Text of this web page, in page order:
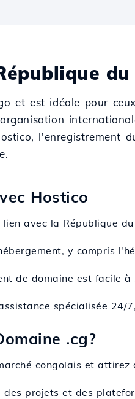
du
et est idéale pour
l'enregistrement
Hostico
avec la République
y compris
de domaine est facile
spécialisée
.cg?
congolais et attirez
des projets et des